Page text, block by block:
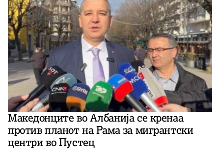
Македонците во Албанија се кренаа
против планот на Рама за мигрантски
центри во Пустец